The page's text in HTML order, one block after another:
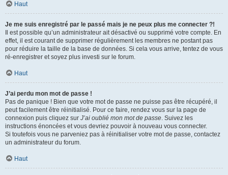
Haut
Je me suis enregistré par le passé mais je ne peux plus me connecter ?!
Il est possible qu’un administrateur ait désactivé ou supprimé votre compte. En
effet, il est courant de supprimer régulièrement les membres ne postant pas
pour réduire la taille de la base de données. Si cela vous arrive, tentez de vous
ré-enregistrer et soyez plus investi sur le forum.
Haut
J’ai perdu mon mot de passe !
Pas de panique ! Bien que votre mot de passe ne puisse pas être récupéré, il
peut facilement être réinitialisé. Pour ce faire, rendez vous sur la page de
connexion puis cliquez sur J’ai oublié mon mot de passe. Suivez les
instructions énoncées et vous devriez pouvoir à nouveau vous connecter.
Si toutefois vous ne parveniez pas à réinitialiser votre mot de passe, contactez
un administrateur du forum.
Haut